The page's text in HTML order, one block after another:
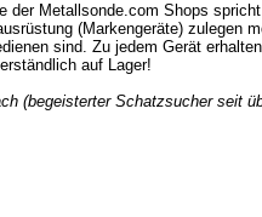
der Metallsonde.com Shops
(Markengeräte) zulegen
sind. Zu jedem Gerät
auf Lager!
(begeisterter Schatzsucher seit